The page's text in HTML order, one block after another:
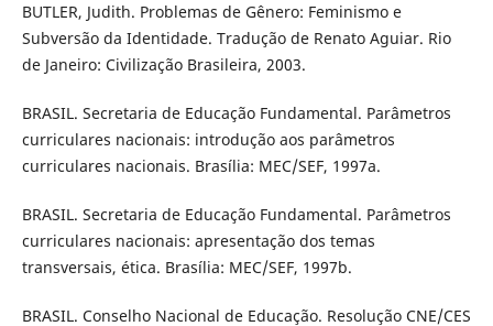
BUTLER, Judith. Problemas de Gênero: Feminismo e
Subversão da Identidade. Tradução de Renato Aguiar. Rio
de Janeiro: Civilização Brasileira, 2003.
BRASIL. Secretaria de Educação Fundamental. Parâmetros
curriculares nacionais: introdução aos parâmetros
curriculares nacionais. Brasília: MEC/SEF, 1997a.
BRASIL. Secretaria de Educação Fundamental. Parâmetros
curriculares nacionais: apresentação dos temas
transversais, ética. Brasília: MEC/SEF, 1997b.
BRASIL. Conselho Nacional de Educação. Resolução CNE/CES